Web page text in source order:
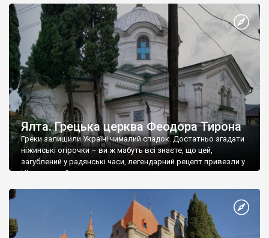
Ялта. Грецька церква Феодора Тирона
Греки залишили Україні чималий спадок. Достатньо згадати
ніжинські огірочки – ви ж мабуть всі знаєте, що цей,
загублений у радянські часи, легендарний рецепт привезли у
Ніжин греки?